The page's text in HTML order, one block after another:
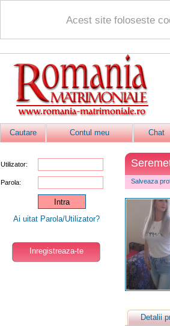
Acest site foloseste
Cautare Contul meu Chat
Utilizator:
Parola:
Ai uitat Parola/Utilizator?
Inregistreaza-te
Salveaza
Detalii